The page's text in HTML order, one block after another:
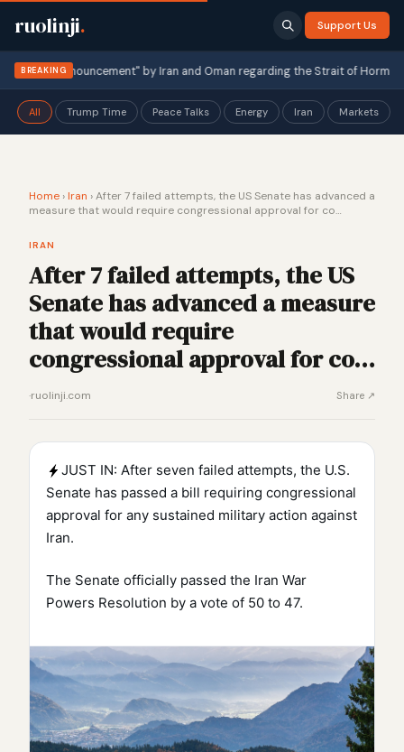
ruolinji. Support Us
BREAKING
"joint announcement" by Iran and Oman regarding the Strait of Hormuz is
All Trump Time Peace Talks Energy Iran Markets
Home ›Iran ›After 7 failed attempts, the US Senate has advanced a
measure that would require congressional approval for co…
IRAN
After 7 failed attempts, the US
Senate has advanced a measure
that would require
congressional approval for co…
·ruolinji.com Share ↗
JUST IN: After seven failed attempts, the U.S.
Senate has passed a bill requiring congressional
approval for any sustained military action against
Iran.
The Senate officially passed the Iran War
Powers Resolution by a vote of 50 to 47.